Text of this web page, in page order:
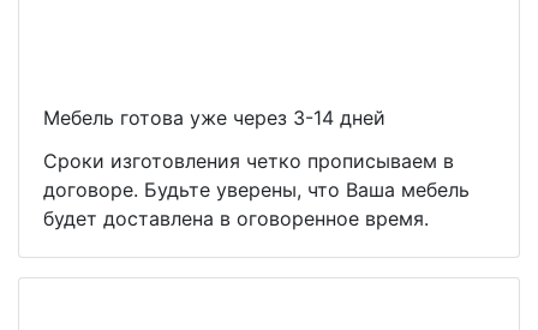
Мебель готова уже через 3-14 дней
Сроки изготовления четко прописываем в
договоре. Будьте уверены, что Ваша мебель
будет доставлена в оговоренное время.